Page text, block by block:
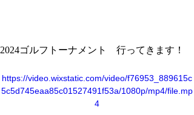
2024ゴルフトーナメント　行ってきます！
https://video.wixstatic.com/video/f76953_889615c
5c5d745eaa85c01527491f53a/1080p/mp4/file.mp
4